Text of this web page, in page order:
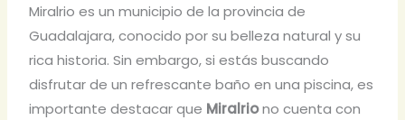
Miralrio es un municipio de la provincia de
Guadalajara, conocido por su belleza natural y su
rica historia. Sin embargo, si estás buscando
disfrutar de un refrescante baño en una piscina, es
importante destacar que Miralriono cuenta con